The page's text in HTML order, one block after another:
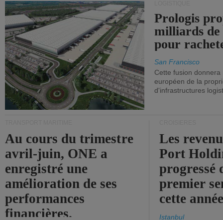
Prologis
milliards
pour
San Francisco
Cette fusion
européen de la
d'infrastructures
Au cours du trimestre
avril-juin, ONE a
enregistré une
amélioration de ses
performances
financières.
Les
Port
progressé
premier
cette
Istanbul